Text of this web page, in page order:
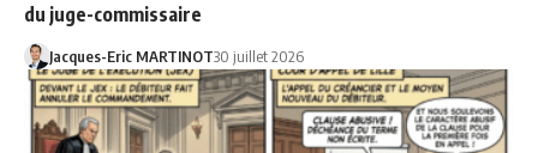
du juge-commissaire
Jacques-Eric MARTINOT30 juillet 2026